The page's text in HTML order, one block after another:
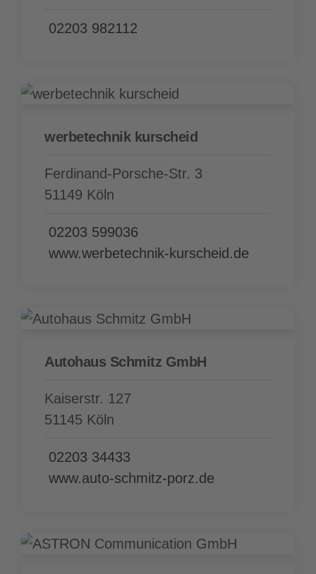
02203 982112
werbetechnik kurscheid
Ferdinand-Porsche-Str. 3
51149 Köln
02203 599036
www.werbetechnik-kurscheid.de
Autohaus Schmitz GmbH
Kaiserstr. 127
51145 Köln
02203 34433
www.auto-schmitz-porz.de